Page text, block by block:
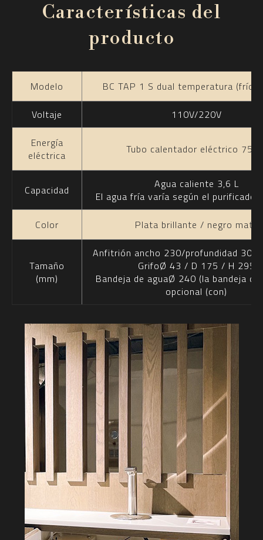
Características del
producto
Modelo
BC TAP 1 S dual temperatura (frío
Voltaje
110V/220V
Energía
eléctrica
Tubo calentador eléctrico
Capacidad
Agua caliente 3,6 L
El agua fría varía según el purificador
Color
Plata brillante / negro mate
Tamaño
(mm)
Anfitrión ancho 230/profundidad
GrifoØ 43 / D 175 / H 295
Bandeja de aguaØ 240 (la bandeja de
opcional (con)